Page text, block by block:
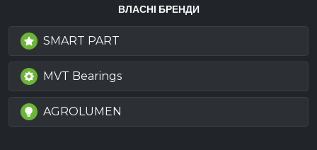
ВЛАСНІ БРЕНДИ
SMART PART
MVT Bearings
AGROLUMEN